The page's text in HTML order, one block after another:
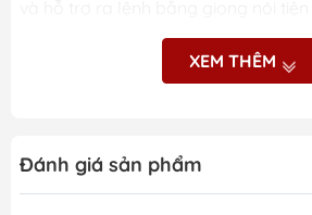
Levoit Core 400S
XEM THÊM
Đánh giá sản phẩm